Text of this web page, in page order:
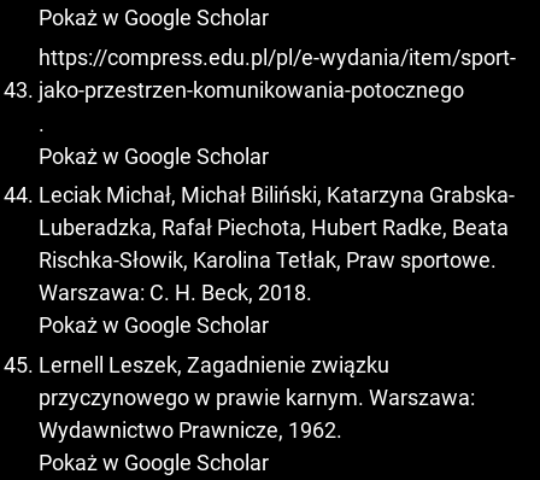
Pokaż w Google Scholar
https://compress.edu.pl/pl/e-wydania/item/sport-
jako-przestrzen-komunikowania-potocznego
.
Pokaż w Google Scholar
Leciak Michał, Michał Biliński, Katarzyna Grabska-
Luberadzka, Rafał Piechota, Hubert Radke, Beata
Rischka-Słowik, Karolina Tetłak, Praw sportowe.
Warszawa: C. H. Beck, 2018.
Pokaż w Google Scholar
Lernell Leszek, Zagadnienie związku
przyczynowego w prawie karnym. Warszawa:
Wydawnictwo Prawnicze, 1962.
Pokaż w Google Scholar